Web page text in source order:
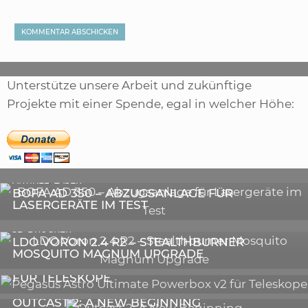
Unterstütze unsere Arbeit und zukünftige
Projekte mit einer Spende, egal in welcher Höhe:
BOFA AD 350 – ABZUGSANLAGE FÜR
LASERGERÄTE IM TEST
DIE BEDEUTENDSTEN SCHRITTE ZUR
ERFOLGREICHEN MARKENBILDUNG IN DER
DIGITALEN ÄRA
LDO VORON 2.4 R2 – STEALTHBURNER
MOSQUITO MAGNUM UPGRADE
PEGASUS ASTRO ULTIMATE POWERBOX V2
FÜR TELESKOPE
ASTRONOMIE
OUTCAST 2: A NEW BEGINNING
GALERIE